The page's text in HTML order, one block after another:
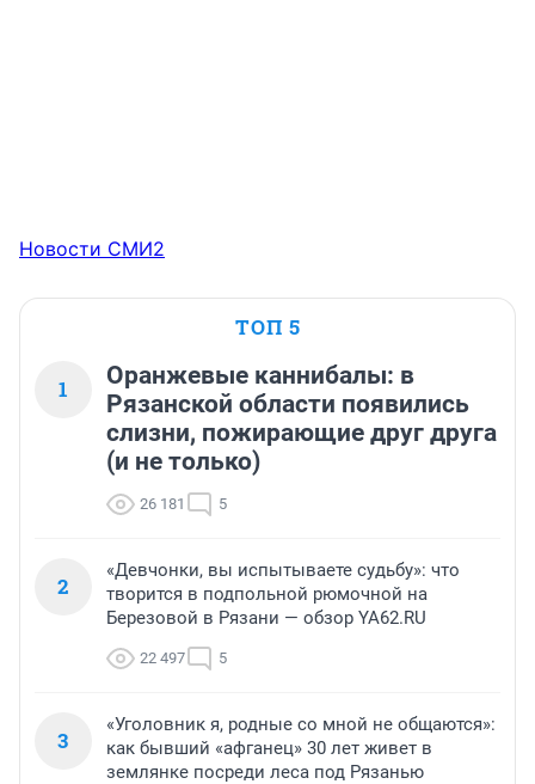
Новости СМИ2
ТОП 5
1
Оранжевые каннибалы: в
Рязанской области появились
слизни, пожирающие друг друга
(и не только)
26 181 5
2
«Девчонки, вы испытываете судьбу»: что
творится в подпольной рюмочной на
Березовой в Рязани — обзор YA62.RU
22 497 5
3
«Уголовник я, родные со мной не общаются»:
как бывший «афганец» 30 лет живет в
землянке посреди леса под Рязанью